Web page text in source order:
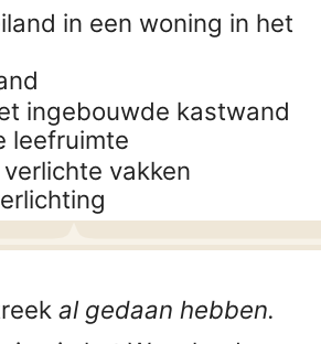
leefruimte
al gedaan hebben.